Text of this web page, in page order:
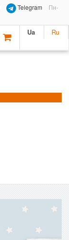
Telegram
Пн-
Ua Ru
Next